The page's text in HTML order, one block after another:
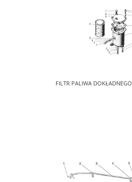
FILTR PALIWA